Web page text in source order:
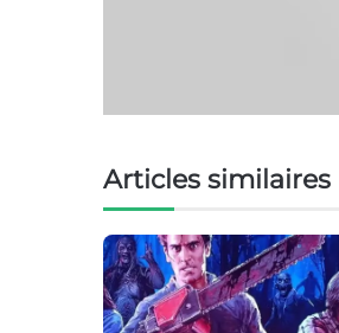
Articles similaires